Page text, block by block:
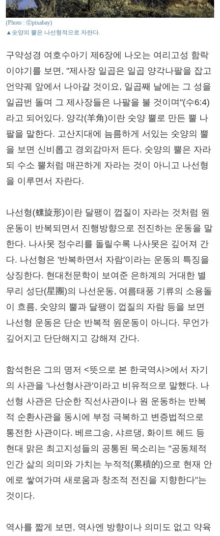
(Photo : ⓒpixabay)
▲숫양의 뿔은 나선형적으로 자란다.
구약성경 여호수아기 제6장에 나오는 여리고성 함락
이야기를 보면, "제사장 일곱은 일곱 양각나팔을 잡고
언약궤 앞에서 나아갈 것이요, 일곱째 날에는 그 성을
일곱번 돌며 그 제사장들은 나팔을 불 것이며"(수6:4)
라고 되어있다. 양각(羊角)이란 숫양 뿔로 만든 뿔 나
팔을 말한다. 고산지대에 늠름하게 서있는 숫양의 뿔
을 보면 신비롭고 경외감마저 든다. 숫양의 뿔은 자라
되 수소 뿔처럼 매끈하게 자라는 것이 아니고 나선형
을 이루면서 자란다.
나선형(螺旋形)이란 달팽이 껍질이 자라는 것처럼 원
운동이 반복되면서 진행방향으로 전진하는 운동을 말
한다. 나사못 정수리를 돌릴수록 나사못은 깊어져 간
다. 나선형은 '반복하면서 자람'이라는 운동의 특징을
상징한다. 현대천문학이 보여준 은하계의 거대한 별
무리 성단(星團)의 나선운동, 여름태풍 기류의 소용돌
이 흐름, 숫양의 뿔과 달팽이 껍질의 자람 등을 보면
나선형 운동은 단순 반복적 원운동이 아니다. 무언가
깊어지고 단단해지고 강해져 간다.
함석헌은 그의 명저 <뜻으로 본 한국역사>에서 자기
의 사관을 '나선형사관'이라고 비유적으로 말했다. 나
선형 사관은 단순한 직선사관이나 원 운동하는 반복
적 순환사관을 동시에 부정 극복하고 변증법적으로
통전한 사관이다. 베르그송, 샤르댕, 화이트 헤드 등
현대 맑은 최고지성들의 공통된 목소리는 "공동체적
인간 삶의 의미와 가치는 누적적(累積的)으로 현재 안
에로 쌓여가며 새로움과 창조적 전진을 지향한다"는
것이다.
역사를 짧게 보면, 역사엔 방향이나 의미도 없고 약육